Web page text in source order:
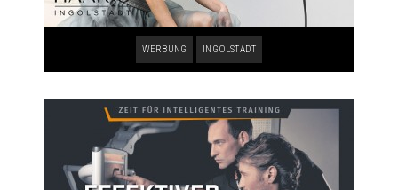
WERBUNG INGOLSTADT